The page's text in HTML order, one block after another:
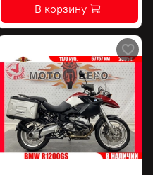
В корзину